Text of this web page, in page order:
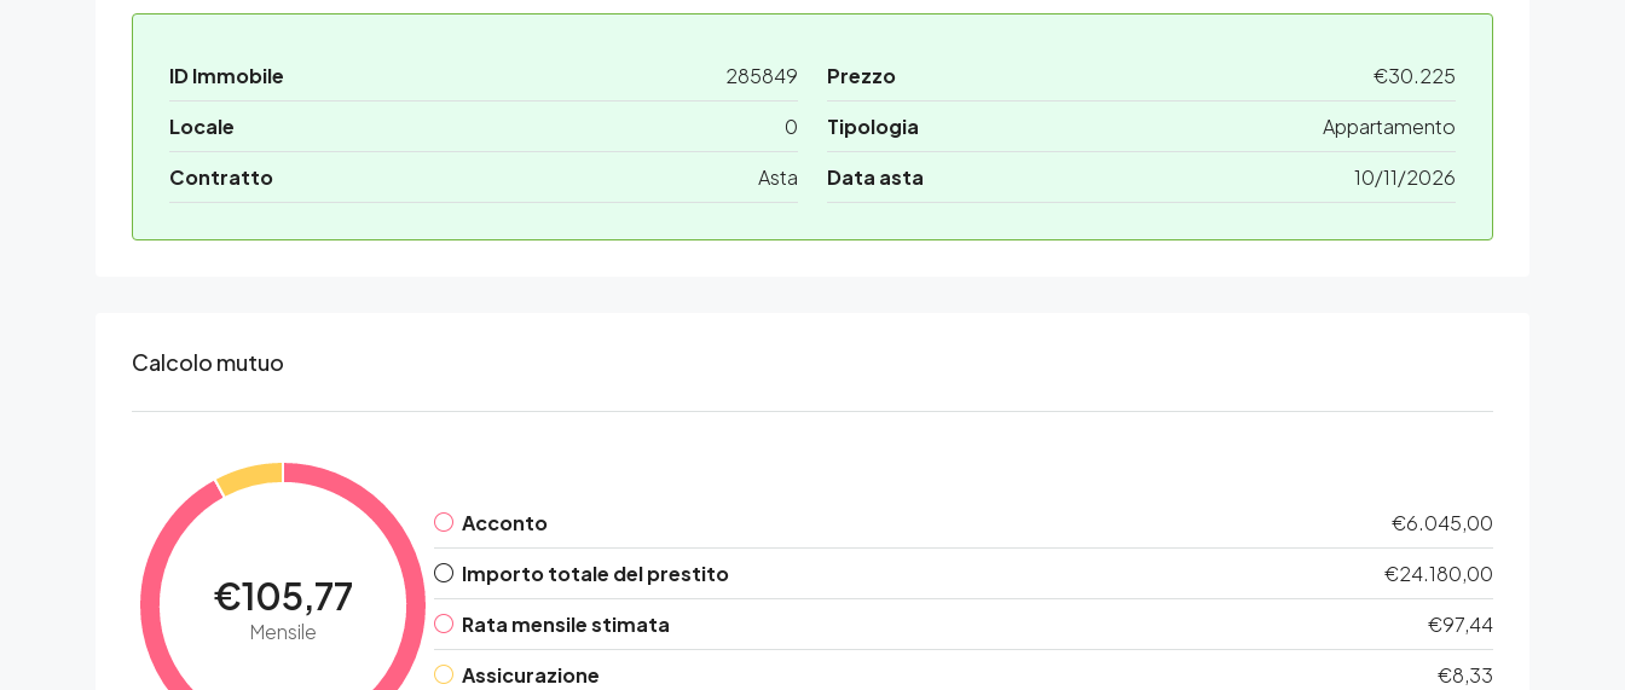
ID Immobile 285849 Prezzo
€30.225
Locale
0 Tipologia
Appartamento
Contratto
Asta Data asta 10/11/2026
Calcolo mutuo
€105,77
Mensile
Acconto
€6.045,00
Importo totale del prestito
€24.180,00
Rata mensile stimata
€97,44
Assicurazione
€8,33